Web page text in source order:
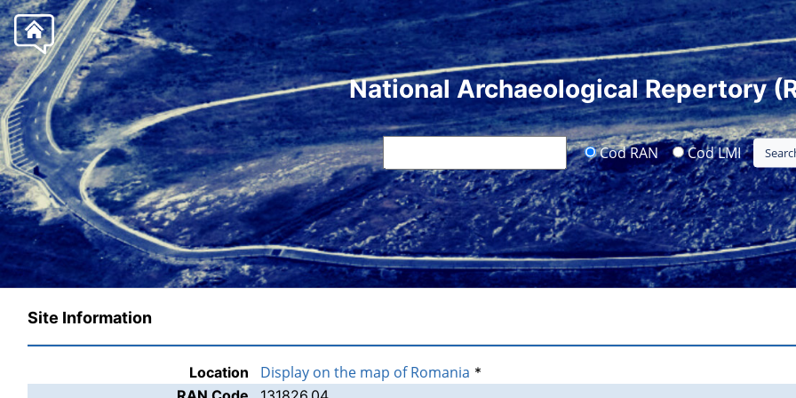
National Archaeological Repertory
Cod RAN Cod LMI
Site Information
Location Display on the map of Romania *